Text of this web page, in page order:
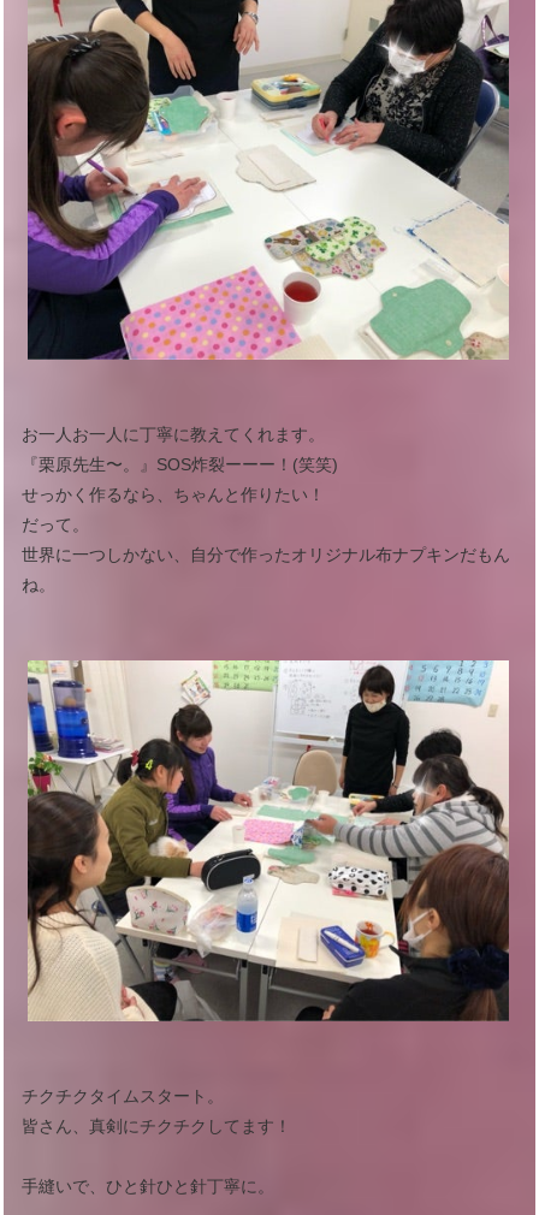
お一人お一人に丁寧に教えてくれます。
『栗原先生〜。』SOS炸裂ーーー！(笑笑)
せっかく作るなら、ちゃんと作りたい！
だって。
世界に一つしかない、自分で作ったオリジナル布ナプキンだもん
ね。
チクチクタイムスタート。
皆さん、真剣にチクチクしてます！
手縫いで、ひと針ひと針丁寧に。